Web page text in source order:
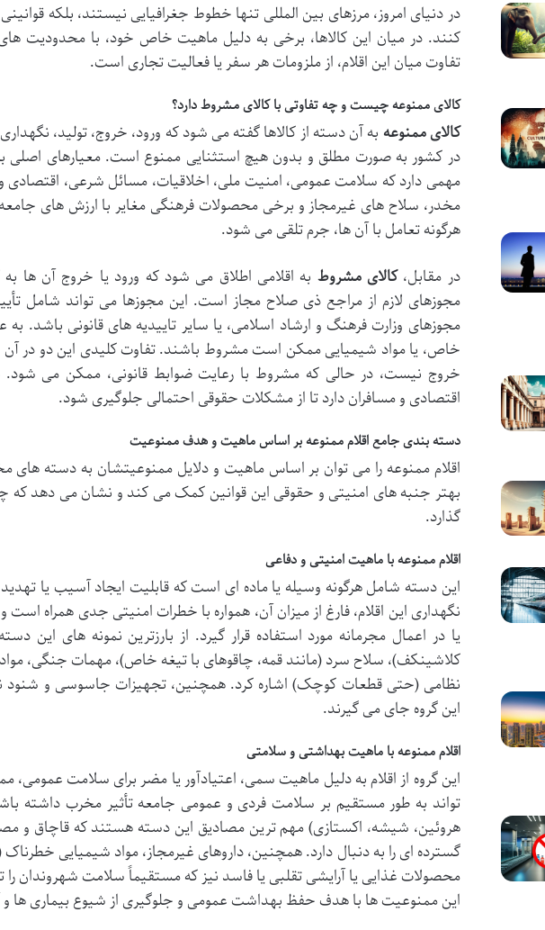
در دنیای امروز، مرزهای بین المللی تنها خطوط جغرافیایی نیستند، بلکه
کنند. در میان این کالاها، برخی به دلیل ماهیت خاص خود، با محدودیت
تفاوت میان این اقلام، از ملزومات هر سفر یا فعالیت تجاری است.
کالای ممنوعه چیست و چه تفاوتی با کالای مشروط دارد؟
کالای ممنوعه به آن دسته از کالاها گفته می شود که ورود، خروج، تولید،
در کشور به صورت مطلق و بدون هیچ استثنایی ممنوع است. معیارهای اصلی
مهمی دارد که سلامت عمومی، امنیت ملی، اخلاقیات، مسائل شرعی، اقتصادی
مخدر، سلاح های غیرمجاز و برخی محصولات فرهنگی مغایر با ارزش های
هرگونه تعامل با آن ها، جرم تلقی می شود.
در مقابل،کالای مشروط به اقلامی اطلاق می شود که ورود یا خروج آن ها
مجوزهای لازم از مراجع ذی صلاح مجاز است. این مجوزها می تواند شامل
مجوزهای وزارت فرهنگ و ارشاد اسلامی، یا سایر تاییدیه های قانونی باشد.
خاص، یا مواد شیمیایی ممکن است مشروط باشند. تفاوت کلیدی این دو در آن
خروج نیست، در حالی که مشروط با رعایت ضوابط قانونی، ممکن می شود.
اقتصادی و مسافران دارد تا از مشکلات حقوقی احتمالی جلوگیری شود.
دسته بندی جامع اقلام ممنوعه بر اساس ماهیت و هدف ممنوعیت
اقلام ممنوعه را می توان بر اساس ماهیت و دلایل ممنوعیتشان به دسته
بهتر جنبه های امنیتی و حقوقی این قوانین کمک می کند و نشان می دهد که
گذارد.
اقلام ممنوعه با ماهیت امنیتی و دفاعی
این دسته شامل هرگونه وسیله یا ماده ای است که قابلیت ایجاد آسیب یا
نگهداری این اقلام، فارغ از میزان آن، همواره با خطرات امنیتی جدی همراه
یا در اعمال مجرمانه مورد استفاده قرار گیرد. از بارزترین نمونه های این
نظامی (حتی قطعات کوچک) اشاره کرد. همچنین، تجهیزات جاسوسی و شنود
این گروه جای می گیرند.
اقلام ممنوعه با ماهیت بهداشتی و سلامتی
این گروه از اقلام به دلیل ماهیت سمی، اعتیادآور یا مضر برای سلامت عمومی،
تواند به طور مستقیم بر سلامت فردی و عمومی جامعه تأثیر مخرب داشته
هروئین، شیشه، اکستازی) مهم ترین مصادیق این دسته هستند که قاچاق و
گسترده ای را به دنبال دارد. همچنین، داروهای غیرمجاز، مواد شیمیایی خطرناک
محصولات غذایی یا آرایشی تقلبی یا فاسد نیز که مستقیماً سلامت شهروندان را
این ممنوعیت ها با هدف حفظ بهداشت عمومی و جلوگیری از شیوع بیماری